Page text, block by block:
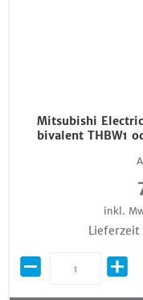
Mitsubishi
bivalent THBW1
inkl.
Lieferzeit